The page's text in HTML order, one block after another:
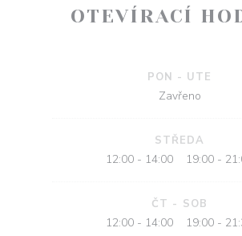
OTEVÍRACÍ
PON - UTE
Zavřeno
STŘEDA
12:00 - 14:00 19:00 -
ČT - SOB
12:00 - 14:00 19:00 -